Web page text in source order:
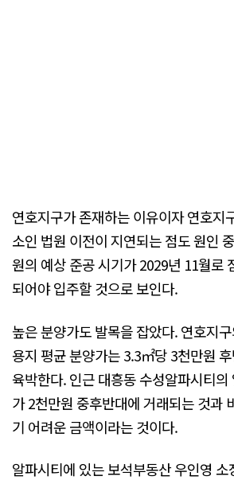
연호지구가 존재하는 이유이자 연호지
소인 법원 이전이 지연되는 점도 원인
원의 예상 준공 시기가 2029년 11월로
되어야 입주할 것으로 보인다.
높은 분양가도 발목을 잡았다. 연호지
용지 평균 분양가는 3.3㎡당 3천만원
육박한다. 인근 대흥동 수성알파시티의
가 2천만원 중후반대에 거래되는 것과
기 어려운 금액이라는 것이다.
알파시티에 있는 보석부동산 우인영